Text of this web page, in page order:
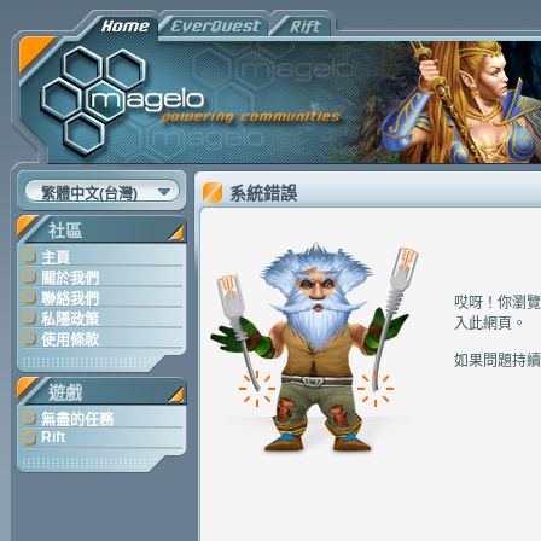
繁體中文(台灣)
社區
主頁
關於我們
聯絡我們
私隱政策
使用條款
遊戲
無盡的任務
Rift
系統錯誤
哎呀！你瀏
入此網頁。
如果問題持